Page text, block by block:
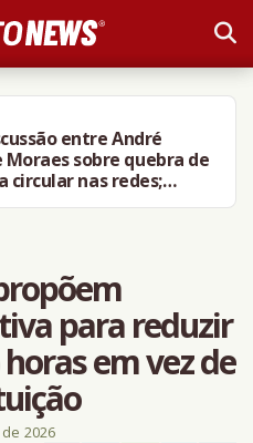
entre André
Moraes sobre quebra de
circular nas redes;
para reduzir
em vez de
2026